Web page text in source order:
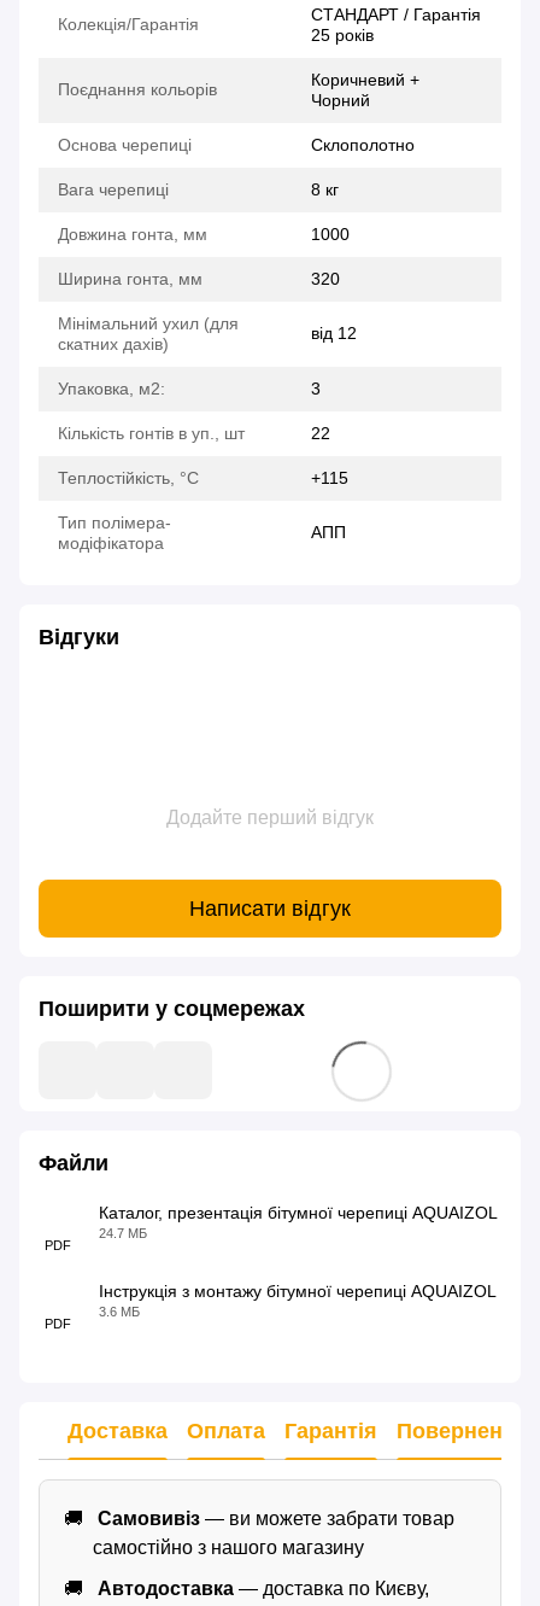
Колекція/Гарантія
СТАНДАРТ / Гарантія
25 років
Поєднання кольорів
Коричневий +
Чорний
Основа черепиці Склополотно
Вага черепиці 8 кг
Довжина гонта, мм 1000
Ширина гонта, мм 320
Мінімальний ухил (для
скатних дахів)
від 12
Упаковка, м2: 3
Кількість гонтів в уп., шт 22
Теплостійкість, °C +115
Тип полімера-
модіфікатора
АПП
Відгуки
Додайте перший відгук
Написати відгук
Поширити у соцмережах
Файли
PDF
Каталог, презентація бітумної черепиці AQUAIZOL
24.7 МБ
PDF
Інструкція з монтажу бітумної черепиці AQUAIZOL
3.6 МБ
Доставка Оплата Гарантія Повернення
Самовивіз — ви можете забрати товар
самостійно з нашого магазину
Автодоставка — доставка по Києву,